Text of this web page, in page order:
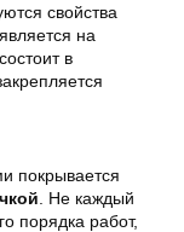
свойства
на
в
покрывается
. Не каждый
порядка работ,